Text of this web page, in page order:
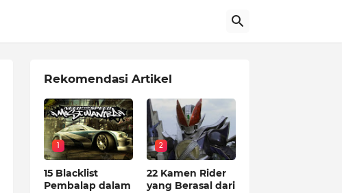
Rekomendasi Artikel
1
15 Blacklist
Pembalap dalam
2
22 Kamen Rider
yang Berasal dari